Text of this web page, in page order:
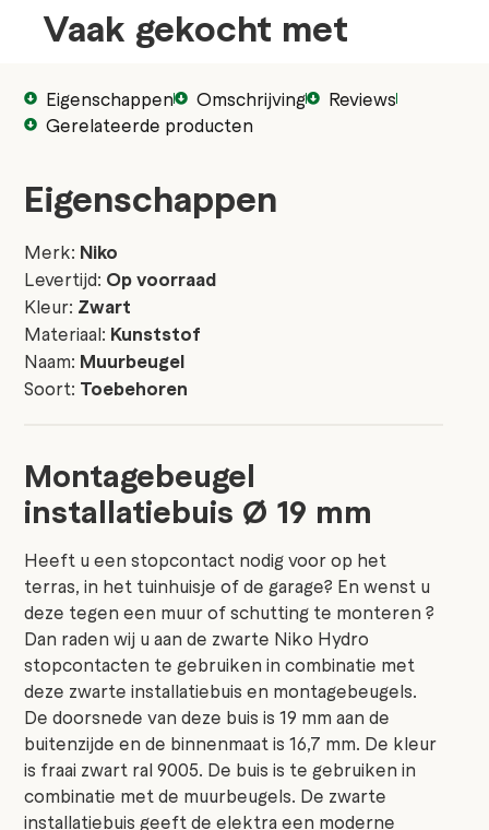
Vaak gekocht met
Eigenschappen Omschrijving
Reviews
Gerelateerde producten
Eigenschappen
Merk: Niko
Levertijd: Op voorraad
Kleur: Zwart
Materiaal: Kunststof
Naam: Muurbeugel
Soort: Toebehoren
Montagebeugel
installatiebuis Ø 19 mm
Heeft u een stopcontact nodig voor op het
terras, in het tuinhuisje of de garage? En wenst u
deze tegen een muur of schutting te monteren ?
Dan raden wij u aan de zwarte Niko Hydro
stopcontacten te gebruiken in combinatie met
deze zwarte installatiebuis en montagebeugels.
De doorsnede van deze buis is 19 mm aan de
buitenzijde en de binnenmaat is 16,7 mm. De kleur
is fraai zwart ral 9005. De buis is te gebruiken in
combinatie met de muurbeugels. De zwarte
installatiebuis geeft de elektra een moderne